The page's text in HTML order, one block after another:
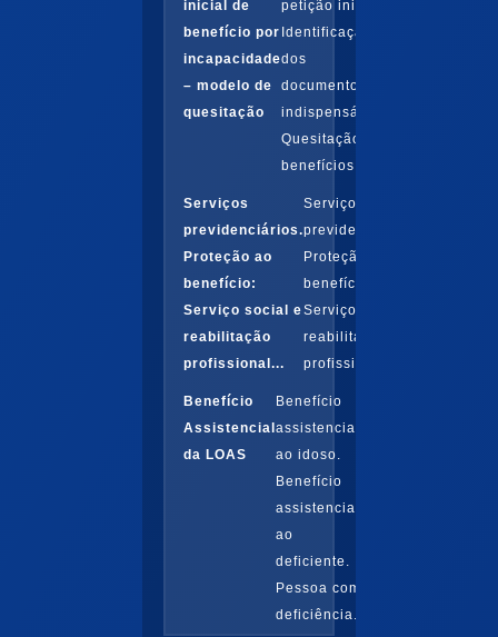
inicial de
benefício por
incapacidade
– modelo de
quesitação
petição inicial.
Identificação
dos
documentos
indispensáveis.
Quesitação em
benefícios
Serviços
previdenciários.
Proteção ao
benefício:
Serviço social e
reabilitação
profissional...
Serviços
previdenciários.
Proteção ao
benefício:
Serviço social e
reabilitação
profissional...
Benefício
Assistencial
da LOAS
Benefício
assistencial
ao idoso.
Benefício
assistencial
ao
deficiente.
Pessoa com
deficiência...